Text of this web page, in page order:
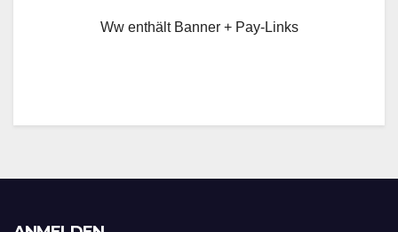
Ww enthält Banner + Pay-Links